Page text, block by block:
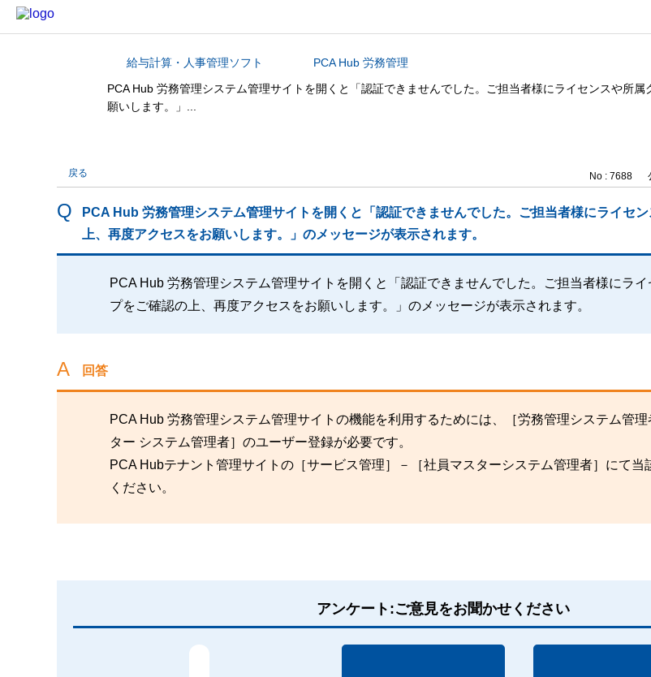
カテゴリから探す給与計算・人事管理ソフト
PCA Hub 労務管理
PCA Hub 労務管理システム管理サイトを開くと「認証できませんでした。ご担当者様にライセンスや所
願いします。」...
戻る No : 7688
PCA Hub 労務管理システム管理サイトを開くと「認証できませんでした。ご担当者様にライセ
上、再度アクセスをお願いします。」のメッセージが表示されます。
PCA Hub 労務管理システム管理サイトを開くと「認証できませんでした。ご担当者様にラ
プをご確認の上、再度アクセスをお願いします。」のメッセージが表示されます。
回答
PCA Hub 労務管理システム管理サイトの機能を利用するためには、［労務管理システム管
ター システム管理者］のユーザー登録が必要です。
PCA Hubテナント管理サイトの［サービス管理］－［社員マスターシステム管理者］にて当
ください。
アンケート:ご意見をお聞かせください